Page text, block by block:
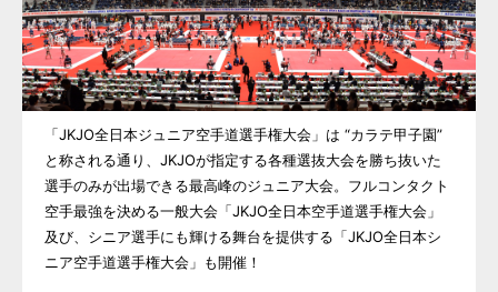
「JKJO全日本ジュニア空手道選手権大会」は “カラテ甲子園”
と称される通り、JKJOが指定する各種選抜大会を勝ち抜いた
選手のみが出場できる最高峰のジュニア大会。フルコンタクト
空手最強を決める一般大会「JKJO全日本空手道選手権大会」
及び、シニア選手にも輝ける舞台を提供する「JKJO全日本シ
ニア空手道選手権大会」も開催！